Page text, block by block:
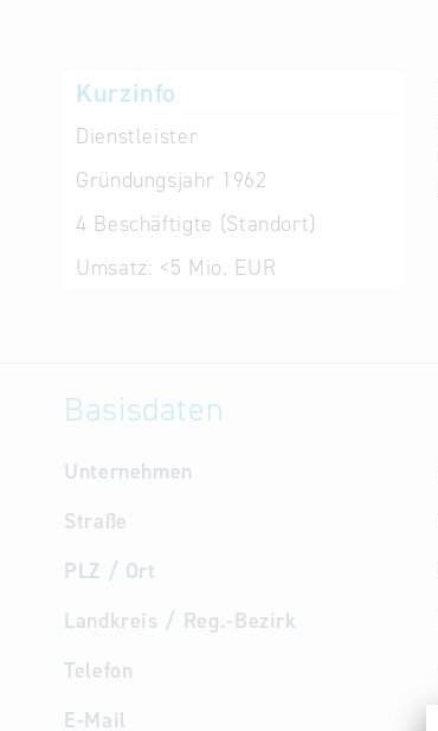
Kurzinfo
Dienstleister
Gründungsjahr 1962
4 Beschäftigte (Standort)
Umsatz: <5 Mio. EUR
Basisdaten
Unternehmen
Straße
PLZ / Ort
Landkreis / Reg.-Bezirk
Telefon
E-Mail